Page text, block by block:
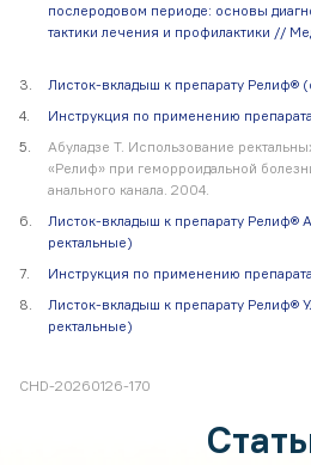
послеродовом периоде: основы
тактики лечения и профилактики //
Листок-вкладыш к препарату Релиф®
Инструкция по применению
Абуладзе Т. Использование
«Релиф» при геморроидальной
анального канала. 2004.
Листок-вкладыш к препарату Релиф®
ректальные)
Инструкция по применению
Листок-вкладыш к препарату Релиф®
ректальные)
CHD-20260126-170